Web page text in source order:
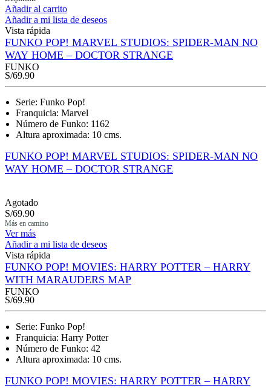
Añadir al carrito
Añadir a mi lista de deseos
Vista rápida
FUNKO POP! MARVEL STUDIOS: SPIDER-MAN NO
WAY HOME – DOCTOR STRANGE
FUNKO
S/69.90
Serie: Funko Pop!
Franquicia: Marvel
Número de Funko: 1162
Altura aproximada: 10 cms.
FUNKO POP! MARVEL STUDIOS: SPIDER-MAN NO
WAY HOME – DOCTOR STRANGE
Agotado
S/69.90
Más en camino
Ver más
Añadir a mi lista de deseos
Vista rápida
FUNKO POP! MOVIES: HARRY POTTER – HARRY
WITH MARAUDERS MAP
FUNKO
S/69.90
Serie: Funko Pop!
Franquicia: Harry Potter
Número de Funko: 42
Altura aproximada: 10 cms.
FUNKO POP! MOVIES: HARRY POTTER – HARRY